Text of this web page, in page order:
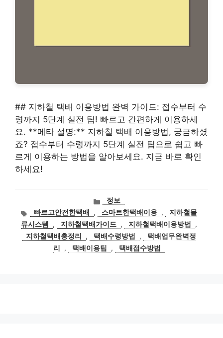
## 지하철 택배 이용방법 완벽 가이드: 접수부터 수
령까지 5단계 실전 팁! 빠르고 간편하게 이용하세
요. **메타 설명:** 지하철 택배 이용방법, 궁금하셨
죠? 접수부터 수령까지 5단계 실전 팁으로 쉽고 빠
르게 이용하는 방법을 알아보세요. 지금 바로 확인
하세요!
카
테
고
리
정보
태
그
빠르고안전한택배 , 스마트한택배이용 ,
지하철물
류시스템
, 지하철택배가이드 , 지하철택배이용방법
,
지하철택배총정리
, 택배수령방법 ,
택배업무완벽정
리
, 택배이용팁 , 택배접수방법